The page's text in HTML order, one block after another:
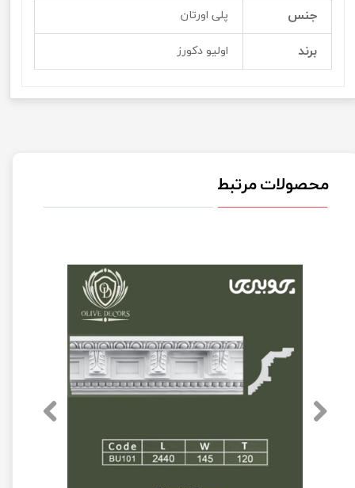
جنس پلی اورتان
برند اولیو دکورز
محصولات مرتبط